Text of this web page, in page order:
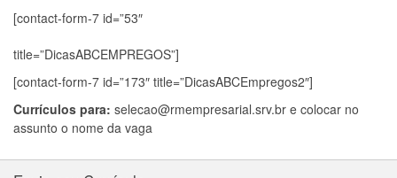
[contact-form-7 id=”53″
title=”DicasABCEMPREGOS”]
[contact-form-7 id=”173″ title=”DicasABCEmpregos2″]
Currículos para: selecao@rmempresarial.srv.br e colocar no
assunto o nome da vaga